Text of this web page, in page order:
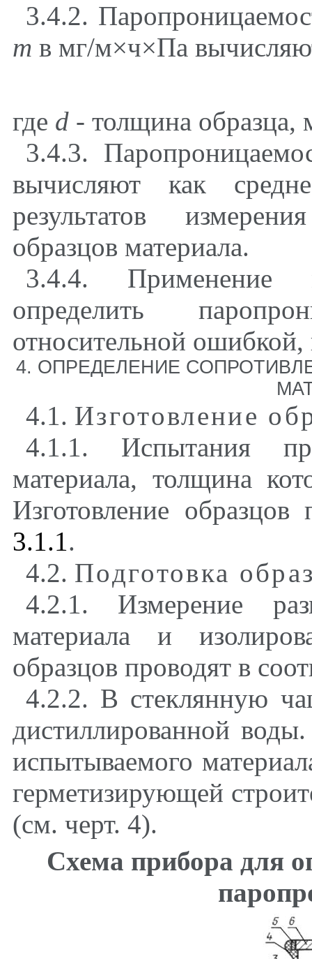
3.4.2.
m в мг/м×ч×Па
где d - толщина образца,
3.4.3.
вычисляют как
результатов
образцов материала.
3.4.4. Применение
определить
относительной
4. ОПРЕДЕЛЕНИЕ
4.1. Изготовление
4.1.1. Испытания
материала, толщина
Изготовление
3.1.1.
4.2. Подготовка
4.2.1. Измерение
материала и
образцов проводят в
4.2.2. В стеклянную
дистиллированной
испытываемого
герметизирующей
(см. черт. 4).
Схема прибора для